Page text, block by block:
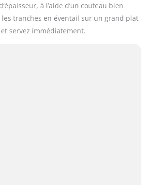
à l’aide d’un couteau bien
les tranches en éventail sur un grand plat
servez immédiatement.